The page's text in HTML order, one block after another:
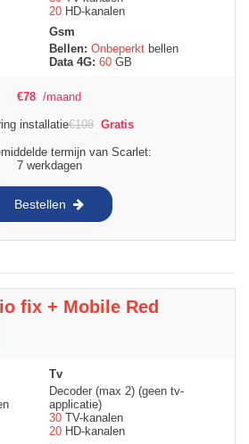
20 HD-kanalen
Gsm
Bellen: Onbeperkt bellen
Data 4G: 60 GB
€78 /maand
installatie€108 Gratis
termijn van Scarlet:
7 werkdagen
Bestellen
fix + Mobile Red
Tv
Decoder (max 2) (geen tv-
applicatie)
30 TV-kanalen
20 HD-kanalen